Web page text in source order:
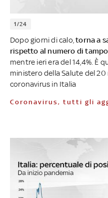
1/24
Dopo giorni di calo,torna a
rispetto al numero di
mentre ieri era del 14,4%. È
ministero della Salute del
coronavirus in Italia
Coronavirus, tutti gli